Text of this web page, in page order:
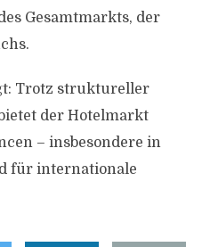
Gesamtmarkts, der
Trotz struktureller
der Hotelmarkt
– insbesondere in
für internationale